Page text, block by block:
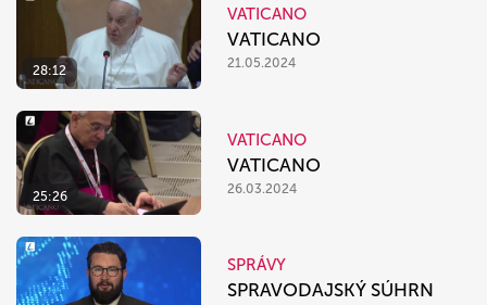
28:12
VATICANO
VATICANO
21.05.2024
25:26
VATICANO
VATICANO
26.03.2024
SPRÁVY
SPRAVODAJSKÝ SÚHRN